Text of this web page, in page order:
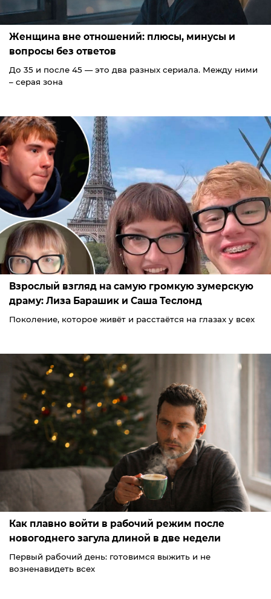
Женщина вне отношений: плюсы, минусы и
вопросы без ответов
До 35 и после 45 — это два разных сериала. Между ними
– серая зона
Взрослый взгляд на самую громкую зумерскую
драму: Лиза Барашик и Саша Теслонд
Поколение, которое живёт и расстаётся на глазах у всех
Как плавно войти в рабочий режим после
новогоднего загула длиной в две недели
Первый рабочий день: готовимся выжить и не
возненавидеть всех